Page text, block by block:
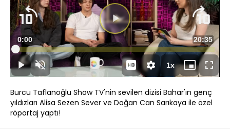
DuraklatSesi
Aç
Süre
0:00 Toplam
Süre
20:35
Yüklendi:
0.84%
1xOynatma
Hızı
Mini
oynatıcı
Tam
Ekran
Burcu Taflanoğlu Show TV'nin sevilen dizisi Bahar'ın genç
yıldızları Alisa Sezen Sever ve Doğan Can Sarıkaya ile özel
röportaj yaptı!